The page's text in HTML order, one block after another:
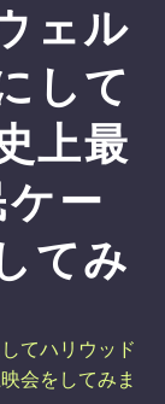
ェル
して
上最
ー
てみ
てハリウッド
会をしてみま